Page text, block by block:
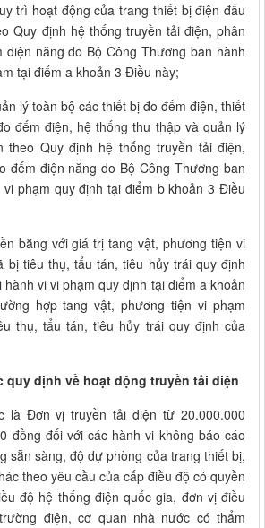
trì hoạt động của trang thiết bị điện đấu
Quy định hệ thống truyền tải điện, phân
điện năng do Bộ Công Thương ban hành
tại điểm a khoản 3 Điều này;
lý toàn bộ các thiết bị đo đếm điện, thiết
đếm điện, hệ thống thu thập và quản lý
theo Quy định hệ thống truyền tải điện,
đếm điện năng do Bộ Công Thương ban
phạm quy định tại điểm b khoản 3 Điều
bằng với giá trị tang vật, phương tiện vi
bị tiêu thụ, tẩu tán, tiêu hủy trái quy định
vi vi phạm quy định tại điểm a khoản
hợp tang vật, phương tiện vi phạm
thụ, tẩu tán, tiêu hủy trái quy định của
quy định về hoạt động truyền tải điện
là Đơn vị truyền tải điện từ 20.000.000
đồng đối với các hành vi không báo cáo
sẵn sàng, độ dự phòng của trang thiết bị,
theo yêu cầu của cấp điều độ có quyền
độ hệ thống điện quốc gia, đơn vị điều
điện, cơ quan nhà nước có thẩm